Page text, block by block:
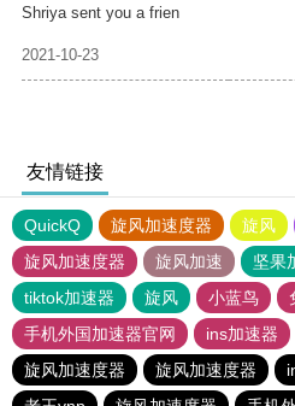
Shriya sent you a frien
2021-10-23
友情链接
QuickQ 旋风加速度器 旋风
旋风加速度器
旋风加速 坚果
tiktok加速器
旋风 小蓝鸟
手机外国加速器官网
ins加速器
旋风加速度器
旋风加速度器